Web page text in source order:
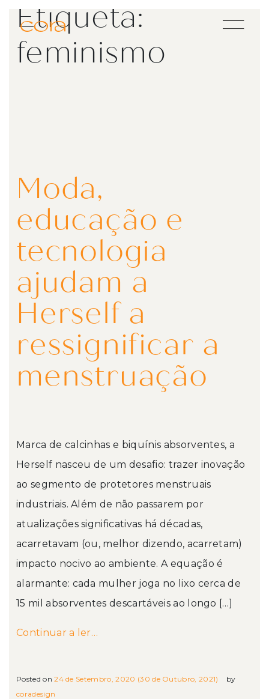
Main Navigation
Etiqueta:
feminismo
Moda,
educação e
tecnologia
ajudam a
Herself a
ressignificar a
menstruação
Marca de calcinhas e biquínis absorventes, a
Herself nasceu de um desafio: trazer inovação
ao segmento de protetores menstruais
industriais. Além de não passarem por
atualizações significativas há décadas,
acarretavam (ou, melhor dizendo, acarretam)
impacto nocivo ao ambiente. A equação é
alarmante: cada mulher joga no lixo cerca de
15 mil absorventes descartáveis ao longo […]
Continuar a ler…
Posted on24 de Setembro, 2020 (30 de Outubro, 2021)
by
coradesign